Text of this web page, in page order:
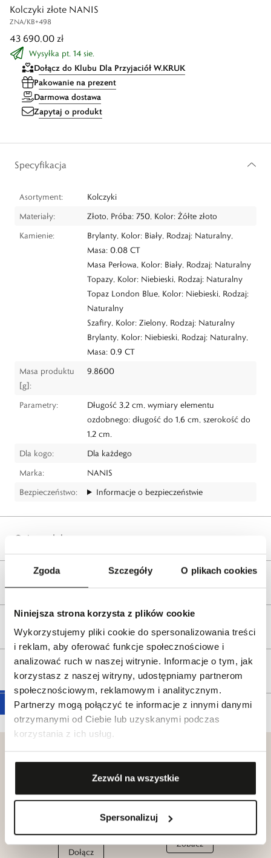
Zgoda Szczegóły O plikach cookies
Niniejsza strona korzysta z plików cookie
Wykorzystujemy pliki cookie do spersonalizowania treści
i reklam, aby oferować funkcje społecznościowe i
analizować ruch w naszej witrynie. Informacje o tym, jak
korzystasz z naszej witryny, udostępniamy partnerom
społecznościowym, reklamowym i analitycznym.
Partnerzy mogą połączyć te informacje z innymi danymi
otrzymanymi od Ciebie lub uzyskanymi podczas
korzystania z ich usług.
Zezwól na wszystkie
Spersonalizuj
Kolczyki złote NANIS
ZNA/KB+498
43 690,00 zł
Wysyłka pt. 14 sie.
Dołącz do Klubu Dla Przyjaciół W.KRUK
Pakowanie na prezent
Darmowa dostawa
Zapytaj o produkt
Specyfikacja
Asortyment:
Kolczyki
Materiały:
Złoto, Próba: 750, Kolor: Żółte złoto
Kamienie:
Brylanty, Kolor: Biały, Rodzaj: Naturalny,
Masa: 0.08 CT
Masa Perłowa, Kolor: Biały, Rodzaj: Naturalny
Topazy, Kolor: Niebieski, Rodzaj: Naturalny
Topaz London Blue, Kolor: Niebieski, Rodzaj:
Naturalny
Szafiry, Kolor: Zielony, Rodzaj: Naturalny
Brylanty, Kolor: Niebieski, Rodzaj: Naturalny,
Masa: 0.9 CT
Masa produktu
[g]:
9.8600
Parametry:
Długość 3,2 cm, wymiary elementu
ozdobnego: długość do 1,6 cm, szerokość do
1,2 cm.
Dla kogo:
Dla każdego
Marka:
NANIS
Bezpieczeństwo:
Informacje o bezpieczeństwie
Opis produktu
Reklamacje i zwroty
Tagi
Klub dla
Przyjaciół
W.KRUK
Dołącz
W.KRUK
Zobacz